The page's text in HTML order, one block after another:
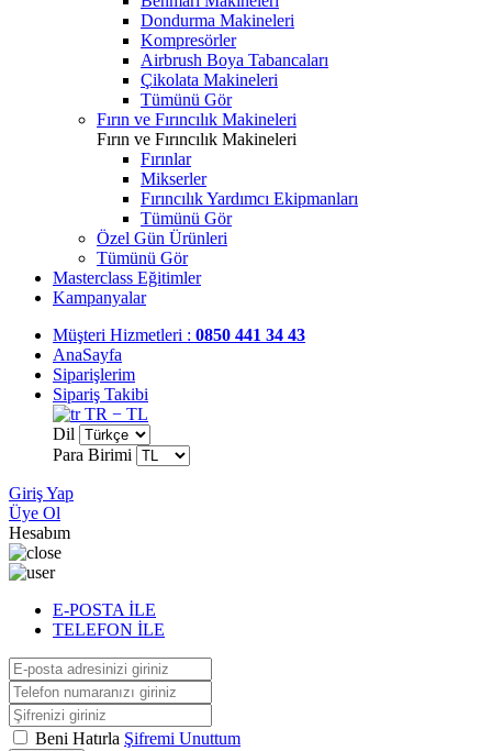
Dondurma Makineleri
Kompresörler
Airbrush Boya Tabancaları
Çikolata Makineleri
Tümünü Gör
Fırın ve Fırıncılık Makineleri
Fırın ve Fırıncılık Makineleri
Fırınlar
Mikserler
Fırıncılık Yardımcı Ekipmanları
Tümünü Gör
Özel Gün Ürünleri
Tümünü Gör
Masterclass Eğitimler
Kampanyalar
Müşteri Hizmetleri : 0850 441 34 43
AnaSayfa
Siparişlerim
Sipariş Takibi
TR − TL
Dil
Para Birimi
Giriş Yap
Üye Ol
Hesabım
E-POSTA İLE
TELEFON İLE
Beni Hatırla Şifremi Unuttum